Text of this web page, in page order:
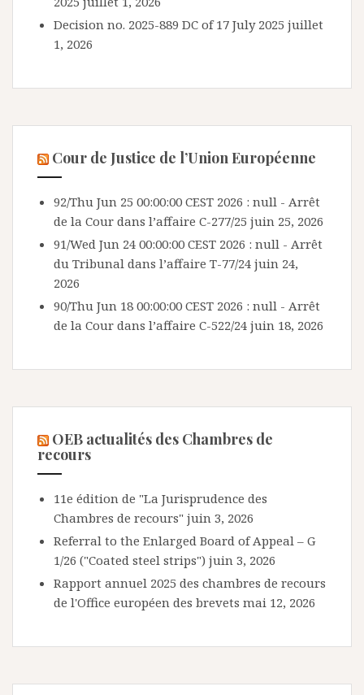
Decision no. 2025-889 DC of 17 July 2025 juillet
1, 2026
Cour de Justice de l’Union Européenne
92/Thu Jun 25 00:00:00 CEST 2026 : null - Arrêt
de la Cour dans l’affaire C-277/25 juin 25, 2026
91/Wed Jun 24 00:00:00 CEST 2026 : null - Arrêt
du Tribunal dans l’affaire T-77/24 juin 24,
2026
90/Thu Jun 18 00:00:00 CEST 2026 : null - Arrêt
de la Cour dans l’affaire C-522/24 juin 18, 2026
OEB actualités des Chambres de
recours
11e édition de "La Jurisprudence des
Chambres de recours" juin 3, 2026
Referral to the Enlarged Board of Appeal – G
1/26 ("Coated steel strips") juin 3, 2026
Rapport annuel 2025 des chambres de recours
de l'Office européen des brevets mai 12, 2026